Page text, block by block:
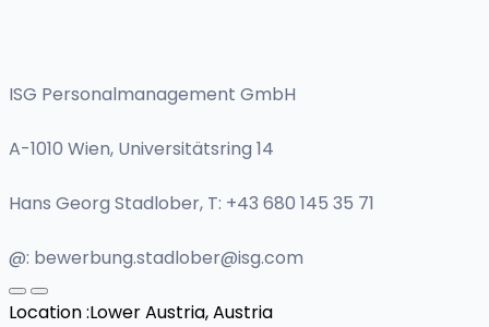
ISG Personalmanagement GmbH
A-1010 Wien, Universitätsring 14
Hans Georg Stadlober, T: +43 680 145 35 71
@: bewerbung.stadlober@isg.com
Location :Lower Austria, Austria